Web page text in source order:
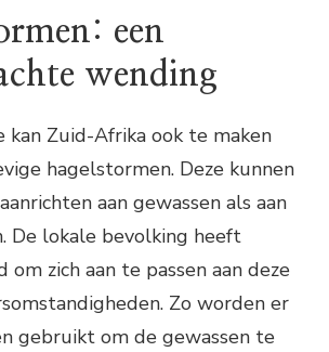
een
wending
kan Zuid-Afrika ook te maken
hagelstormen. Deze kunnen
aan gewassen als aan
De lokale bevolking heeft
zich aan te passen aan deze
Zo worden er
gebruikt om de gewassen te